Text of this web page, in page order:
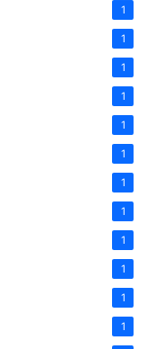
1
1
1
1
1
1
1
1
1
1
1
1